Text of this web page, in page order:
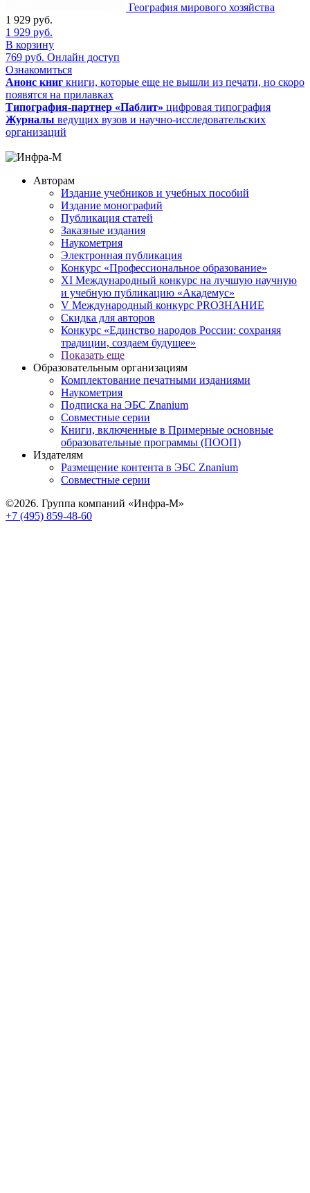
География мирового хозяйства
1 929 руб.
1 929 руб.
В корзину
769 руб. Онлайн доступ
Ознакомиться
Анонс книг книги, которые еще не вышли из печати, но скоро
появятся на прилавках
Типография-партнер «Паблит» цифровая типография
Журналы ведущих вузов и научно-исследовательских
организаций
Авторам
Издание учебников и учебных пособий
Издание монографий
Публикация статей
Заказные издания
Наукометрия
Электронная публикация
Конкурс «Профессиональное образование»
XI Международный конкурс на лучшую научную
и учебную публикацию «Академус»
V Международный конкурс PROЗНАНИЕ
Скидка для авторов
Конкурс «Единство народов России: сохраняя
традиции, создаем будущее»
Показать еще
Образовательным организациям
Комплектование печатными изданиями
Наукометрия
Подписка на ЭБС Znanium
Совместные серии
Книги, включенные в Примерные основные
образовательные программы (ПООП)
Издателям
Размещение контента в ЭБС Znanium
Совместные серии
©2026. Группа компаний «Инфра-М»
+7 (495) 859-48-60